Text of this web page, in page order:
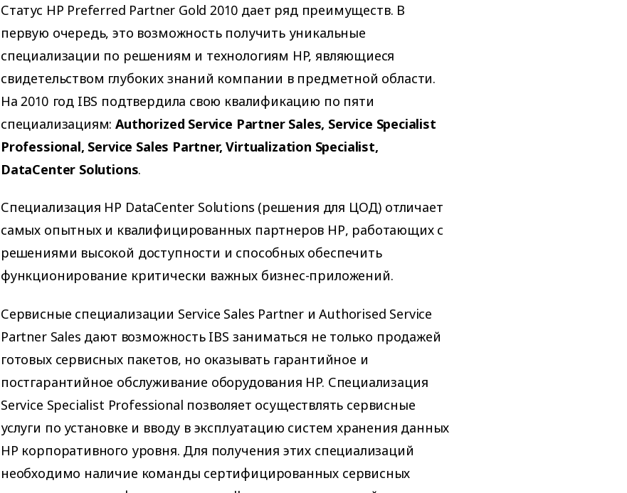
Статус HP Preferred Partner Gold 2010 дает ряд преимуществ. В
первую очередь, это возможность получить уникальные
специализации по решениям и технологиям HP, являющиеся
свидетельством глубоких знаний компании в предметной области.
На 2010 год IBS подтвердила свою квалификацию по пяти
специализациям:Authorized Service Partner Sales, Service Specialist
Professional, Service Sales Partner, Virtualization Specialist,
DataCenter Solutions.
Специализация HP DataCenter Solutions (решения для ЦОД) отличает
самых опытных и квалифицированных партнеров НР, работающих с
решениями высокой доступности и способных обеспечить
функционирование критически важных бизнес-приложений.
Сервисные специализации Service Sales Partner и Authorised Service
Partner Sales дают возможность IBS заниматься не только продажей
готовых сервисных пакетов, но оказывать гарантийное и
постгарантийное обслуживание оборудования HP. Специализация
Service Specialist Professional позволяет осуществлять сервисные
услуги по установке и вводу в эксплуатацию систем хранения данных
HP корпоративного уровня. Для получения этих специализаций
необходимо наличие команды сертифицированных сервисных